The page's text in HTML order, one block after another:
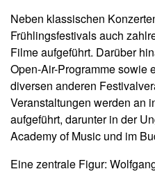
Neben klassischen
Frühlingsfestivals auch
Filme aufgeführt. Darüber
Open-Air-Programme sowie
diversen anderen
Veranstaltungen werden an
aufgeführt, darunter in der
Academy of Music und im
Eine zentrale Figur: